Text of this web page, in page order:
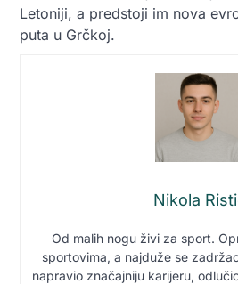
Letoniji, a predstoji im nova
puta u Grčkoj.
Nikola
Od malih nogu živi za sport.
sportovima, a najduže se
napravio značajniju karijeru,